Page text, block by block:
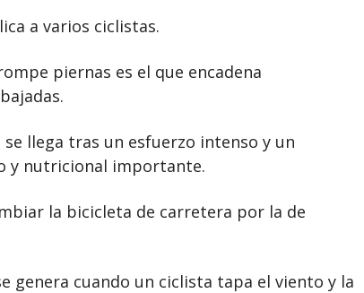
a varios ciclistas.
piernas es el que encadena
llega tras un esfuerzo intenso y un
y nutricional importante.
la bicicleta de carretera por la de
genera cuando un ciclista tapa el viento y la